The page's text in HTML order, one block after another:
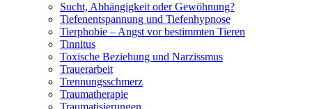
Sucht, Abhängigkeit oder Gewöhnung?
Tiefenentspannung und Tiefenhypnose
Tierphobie – Angst vor bestimmten Tieren
Tinnitus
Toxische Beziehung und Narzissmus
Trauerarbeit
Trennungsschmerz
Traumatherapie
Traumatisierungen